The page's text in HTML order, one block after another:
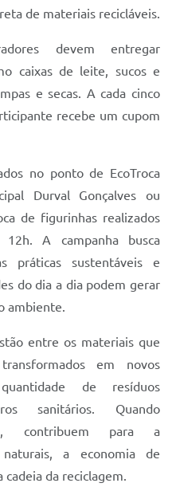
de materiais recicláveis.
devem entregar
caixas de leite, sucos e
e secas. A cada cinco
recebe um cupom
no ponto de EcoTroca
Durval Gonçalves ou
de figurinhas realizados
A campanha busca
práticas sustentáveis e
do dia a dia podem gerar
ambiente.
entre os materiais que
em novos
de resíduos
sanitários. Quando
contribuem para a
a economia de
da reciclagem.